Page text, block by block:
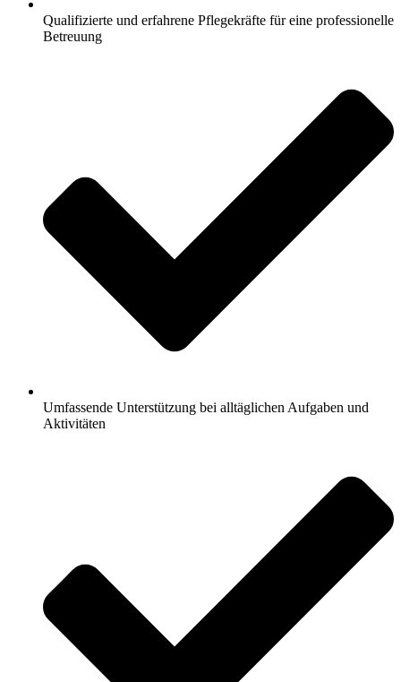
Qualifizierte und erfahrene Pflegekräfte für eine professionelle
Betreuung
Umfassende Unterstützung bei alltäglichen Aufgaben und
Aktivitäten